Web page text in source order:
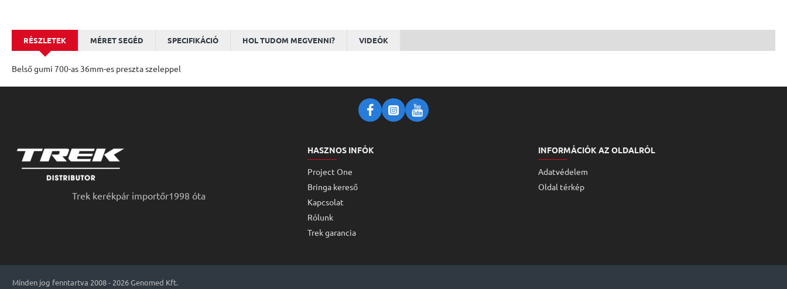
RÉSZLETEK MÉRET SEGÉD SPECIFIKÁCIÓ HOL TUDOM MEGVENNI? VIDEÓK
Belső gumi 700-as 36mm-es preszta szeleppel
Trek kerékpár importőr1998 óta
HASZNOS INFÓK
Project One
Bringa kereső
Kapcsolat
Rólunk
Trek garancia
INFORMÁCIÓK AZ OLDALRÓL
Adatvédelem
Oldal térkép
Minden jog fenntartva 2008 - 2026 Genomed Kft.